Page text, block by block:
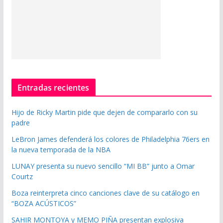
Entradas recientes
Hijo de Ricky Martin pide que dejen de compararlo con su
padre
LeBron James defenderá los colores de Philadelphia 76ers en
la nueva temporada de la NBA
LUNAY presenta su nuevo sencillo “MI BB” junto a Omar
Courtz
Boza reinterpreta cinco canciones clave de su catálogo en
“BOZA ACÚSTICOS”
SAHIR MONTOYA y MEMO PIÑA presentan explosiva